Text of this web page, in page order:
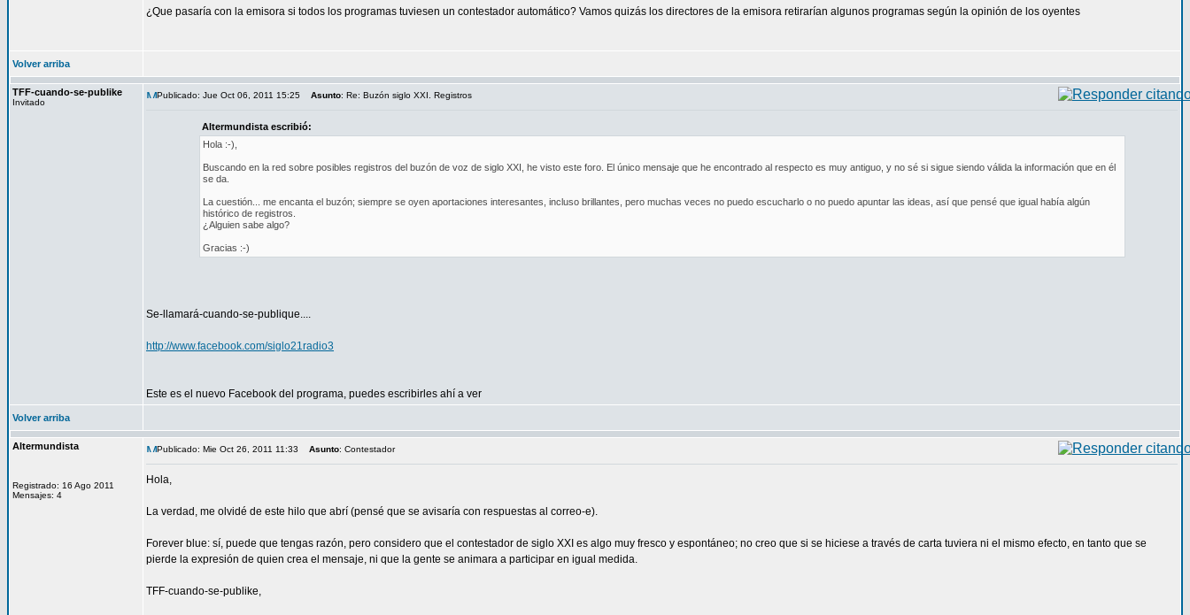
¿Que pasaría con la emisora si todos los programas tuviesen un contestador automático? Vamos quizás los directores de la emisora retirarían algunos programas según la opinión de los oyentes
Volver arriba
TFF-cuando-se-publike
Invitado
Publicado: Jue Oct 06, 2011 15:25 Asunto: Re: Buzón siglo XXI. Registros
Altermundista escribió:
Hola :-),
Buscando en la red sobre posibles registros del buzón de voz de siglo XXI, he visto este foro. El único mensaje que he encontrado al respecto es muy antiguo, y no sé si sigue siendo válida la información que en él
se da.
La cuestión... me encanta el buzón; siempre se oyen aportaciones interesantes, incluso brillantes, pero muchas veces no puedo escucharlo o no puedo apuntar las ideas, así que pensé que igual había algún
histórico de registros.
¿Alguien sabe algo?
Gracias :-)
Se-llamará-cuando-se-publique....
http://www.facebook.com/siglo21radio3
Este es el nuevo Facebook del programa, puedes escribirles ahí a ver
Volver arriba
Altermundista
Registrado: 16 Ago 2011
Mensajes: 4
Publicado: Mie Oct 26, 2011 11:33 Asunto: Contestador
Hola,
La verdad, me olvidé de este hilo que abrí (pensé que se avisaría con respuestas al correo-e).
Forever blue: sí, puede que tengas razón, pero considero que el contestador de siglo XXI es algo muy fresco y espontáneo; no creo que si se hiciese a través de carta tuviera ni el mismo efecto, en tanto que se
pierde la expresión de quien crea el mensaje, ni que la gente se animara a participar en igual medida.
TFF-cuando-se-publike,